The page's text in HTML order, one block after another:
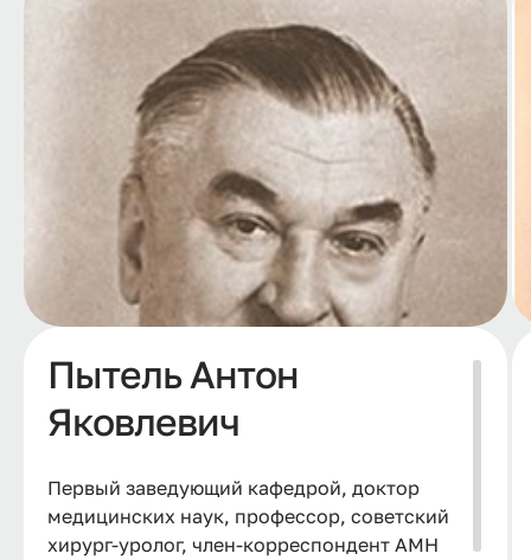
Пытель Антон
Яковлевич
Первый заведующий кафедрой, доктор
медицинских наук, профессор, советский
хирург-уролог, член-корреспондент АМН